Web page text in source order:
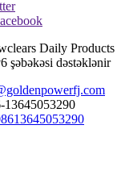
Daily
şəbəkəsi dəstəklənir
13645053290